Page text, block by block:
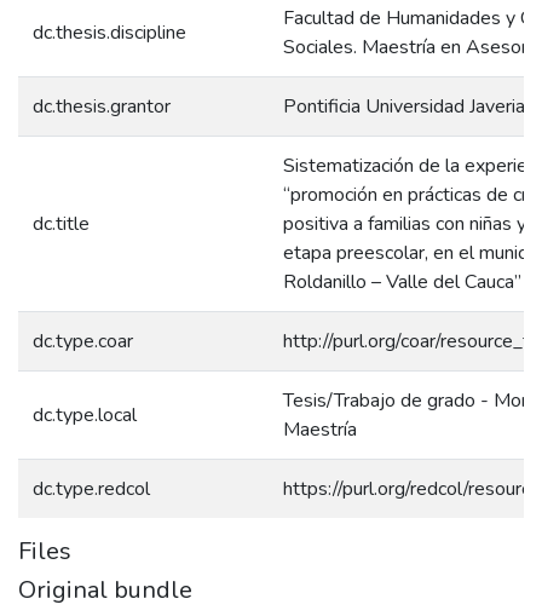
dc.thesis.discipline
Facultad de Humanidades y
Sociales. Maestría en
dc.thesis.grantor Pontificia Universidad
dc.title
Sistematización de la
“promoción en prácticas de
positiva a familias con niñas y
etapa preescolar, en el
Roldanillo – Valle del Cauca”
dc.type.coar http://purl.org/coar/
dc.type.local
Tesis/Trabajo de grado -
Maestría
dc.type.redcol https://purl.org/redcol/
Files
Original bundle